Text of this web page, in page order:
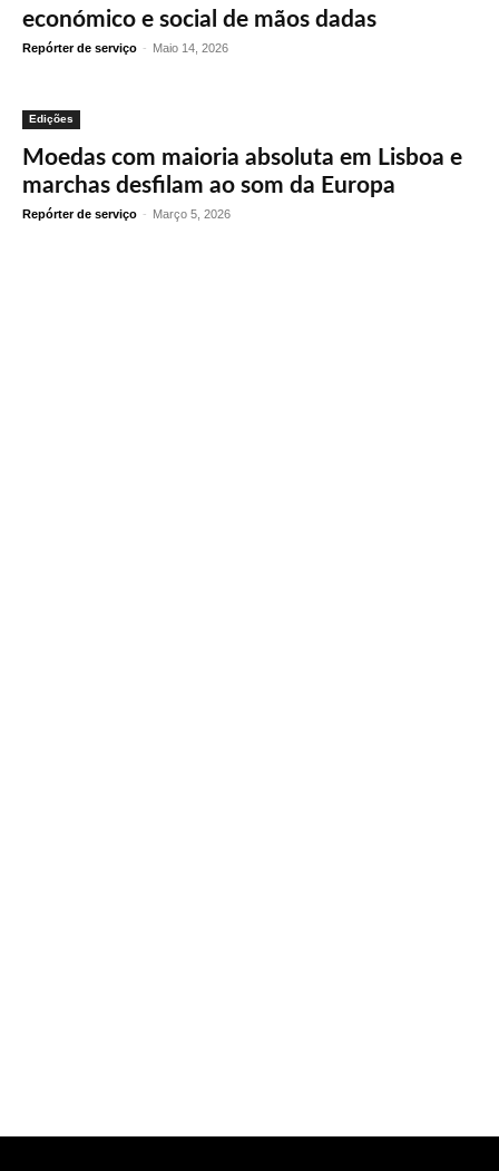
económico e social de mãos dadas
Repórter de serviço - Maio 14, 2026
Edições
Moedas com maioria absoluta em Lisboa e
marchas desfilam ao som da Europa
Repórter de serviço - Março 5, 2026